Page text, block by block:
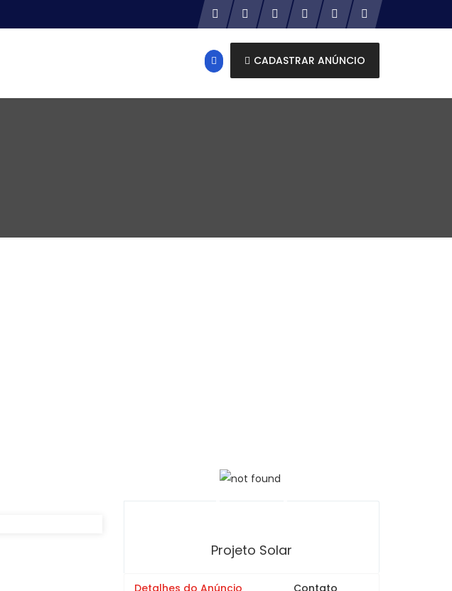
CADASTRAR ANÚNCIO
Projeto Solar
Detalhes do Anúncio Contato